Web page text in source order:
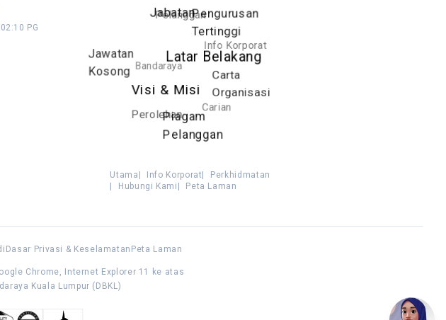
PG
Latar Belakang
Visi & Misi
Piagam
Pelanggan
Carta
Organisasi
Pengurusan
Tertinggi
Jabatan
Jawatan
Kosong
Perolehan
Carian
Info Korporat
Pelanggan
Bandaraya
Utama Info Korporat
Perkhidmatan
Hubungi Kami Peta Laman
Dasar Privasi & Keselamatan Peta Laman
Chrome, Internet Explorer 11 ke atas
Kuala Lumpur (DBKL)